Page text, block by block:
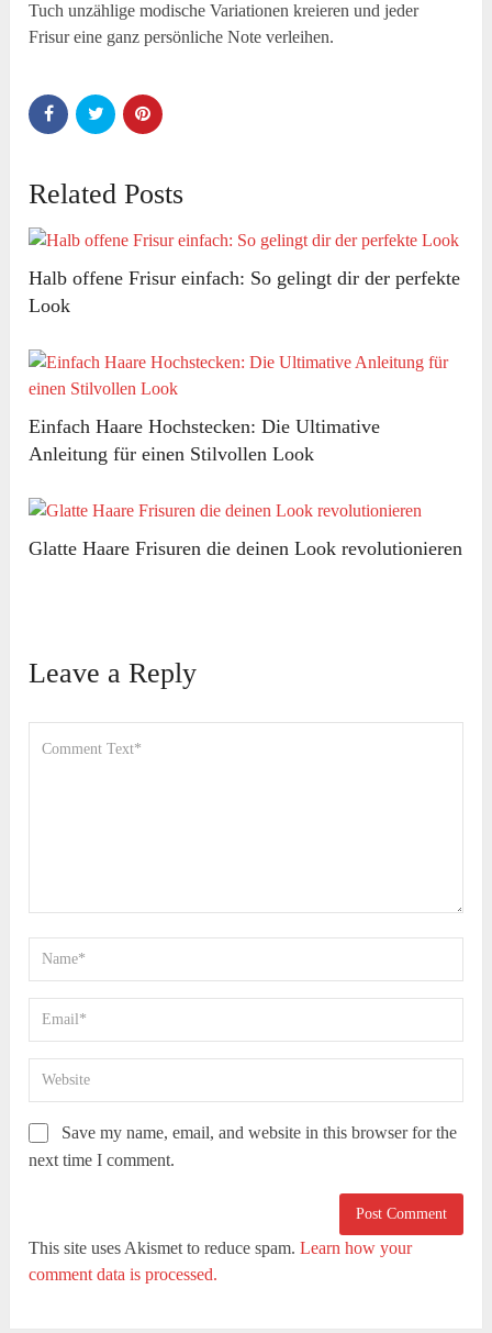
Tuch unzählige modische Variationen kreieren und jeder
Frisur eine ganz persönliche Note verleihen.
Related Posts
Halb offene Frisur einfach: So gelingt dir der perfekte
Look
Einfach Haare Hochstecken: Die Ultimative
Anleitung für einen Stilvollen Look
Glatte Haare Frisuren die deinen Look revolutionieren
Leave a Reply
Save my name, email, and website in this browser for the
next time I comment.
This site uses Akismet to reduce spam.Learn how your
comment data is processed.